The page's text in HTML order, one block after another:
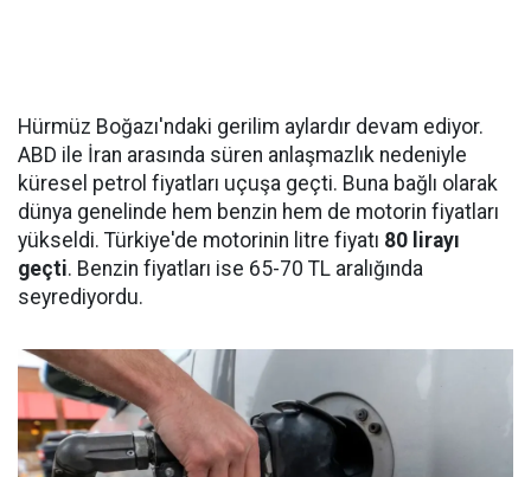
Hürmüz Boğazı'ndaki gerilim aylardır devam ediyor.
ABD ile İran arasında süren anlaşmazlık nedeniyle
küresel petrol fiyatları uçuşa geçti. Buna bağlı olarak
dünya genelinde hem benzin hem de motorin fiyatları
yükseldi. Türkiye'de motorinin litre fiyatı 80 lirayı
geçti. Benzin fiyatları ise 65-70 TL aralığında
seyrediyordu.